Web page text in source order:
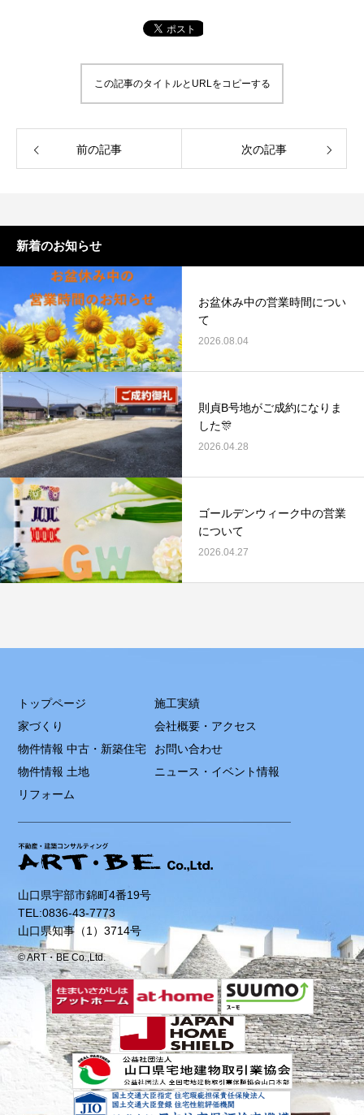
この記事のタイトルとURLをコピーする
前の記事 次の記事
新着のお知らせ
お盆休み中の営業時間につい
て
2026.08.04
則貞B号地がご成約になりま
した🎊
2026.04.28
ゴールデンウィーク中の営業
について
2026.04.27
トップページ
家づくり
物件情報 中古・新築住宅
物件情報 土地
リフォーム
施工実績
会社概要・アクセス
お問い合わせ
ニュース・イベント情報
山口県宇部市錦町4番19号
TEL:0836-43-7773
山口県知事（1）3714号
© ART・BE Co.,Ltd.